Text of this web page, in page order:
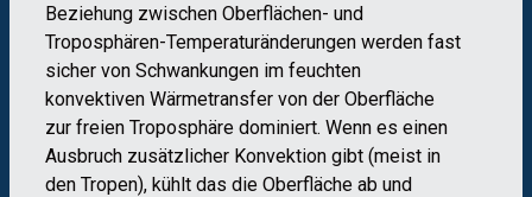
Beziehung zwischen Oberflächen- und
Troposphären-Temperaturänderungen werden fast
sicher von Schwankungen im feuchten
konvektiven Wärmetransfer von der Oberfläche
zur freien Troposphäre dominiert. Wenn es einen
Ausbruch zusätzlicher Konvektion gibt (meist in
den Tropen), kühlt das die Oberfläche ab und